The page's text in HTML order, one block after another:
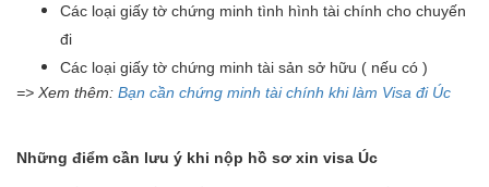
Các loại giấy tờ chứng minh tình hình tài chính cho chuyến
đi
Các loại giấy tờ chứng minh tài sản sở hữu ( nếu có )
=> Xem thêm: Bạn cần chứng minh tài chính khi làm Visa đi Úc
Những điểm cần lưu ý khi nộp hồ sơ xin visa Úc